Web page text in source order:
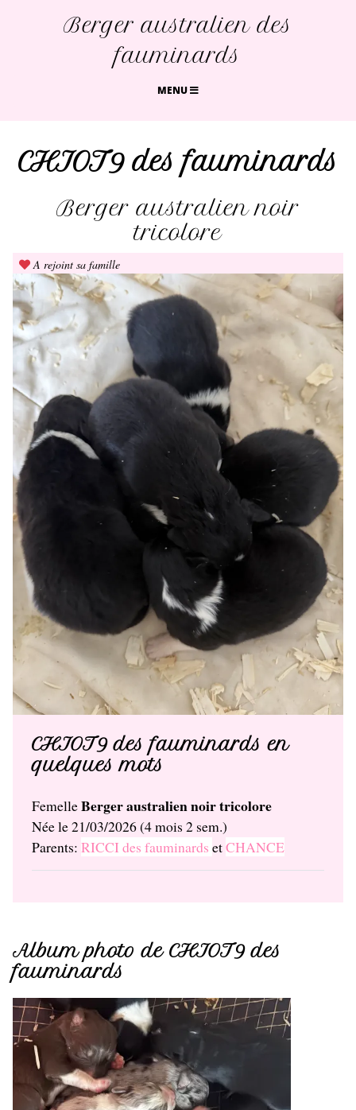
Berger australien des
fauminards
MENU
CHIOT9 des fauminards
Berger australien noir
tricolore
A rejoint sa famille
CHIOT9 des fauminards en
quelques mots
FemelleBerger australien noir tricolore
Née le 21/03/2026 (4 mois 2 sem.)
Parents: RICCI des fauminards etCHANCE
Album photo de CHIOT9 des
fauminards